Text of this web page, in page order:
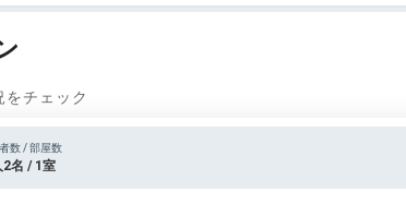
をチェック
数 / 部屋数
2名 / 1室